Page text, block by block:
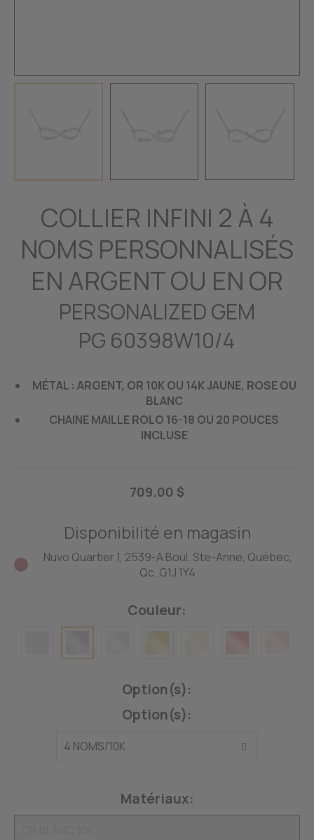
COLLIER INFINI 2 À 4
NOMS PERSONNALISÉS
EN ARGENT OU EN OR
PERSONALIZED GEM
PG 60398W10/4
MÉTAL : ARGENT, OR 10K OU 14K JAUNE, ROSE OU
BLANC
CHAINE MAILLE ROLO 16-18 OU 20 POUCES
INCLUSE
709.00 $
Disponibilité en magasin
Nuvo Quartier 1, 2539-A Boul. Ste-Anne, Québec,
Qc. G1J 1Y4
Couleur:
Option(s):
Option(s):
Matériaux: